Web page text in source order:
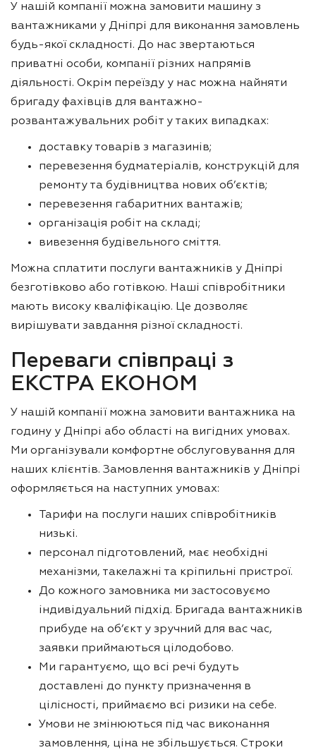
У нашій компанії можна замовити машину з
вантажниками у Дніпрі для виконання замовлень
будь-якої складності. До нас звертаються
приватні особи, компанії різних напрямів
діяльності. Окрім переїзду у нас можна найняти
бригаду фахівців для вантажно-
розвантажувальних робіт у таких випадках:
доставку товарів з магазинів;
перевезення будматеріалів, конструкцій для
ремонту та будівництва нових об’єктів;
перевезення габаритних вантажів;
організація робіт на складі;
вивезення будівельного сміття.
Можна сплатити послуги вантажників у Дніпрі
безготівково або готівкою. Наші співробітники
мають високу кваліфікацію. Це дозволяє
вирішувати завдання різної складності.
Переваги співпраці з
ЕКСТРА ЕКОНОМ
У нашій компанії можна замовити вантажника на
годину у Дніпрі або області на вигідних умовах.
Ми організували комфортне обслуговування для
наших клієнтів. Замовлення вантажників у Дніпрі
оформляється на наступних умовах:
Тарифи на послуги наших співробітників
низькі.
персонал підготовлений, має необхідні
механізми, такелажні та кріпильні пристрої.
До кожного замовника ми застосовуємо
індивідуальний підхід. Бригада вантажників
прибуде на об’єкт у зручний для вас час,
заявки приймаються цілодобово.
Ми гарантуємо, що всі речі будуть
доставлені до пункту призначення в
цілісності, приймаємо всі ризики на себе.
Умови не змінюються під час виконання
замовлення, ціна не збільшується. Строки